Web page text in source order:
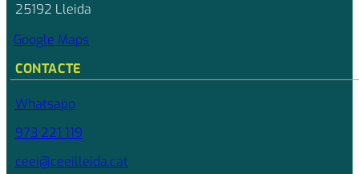
25192 Lleida
Google Maps
CONTACTE
Whatsapp
973 221 119
ceei@ceeilleida.cat